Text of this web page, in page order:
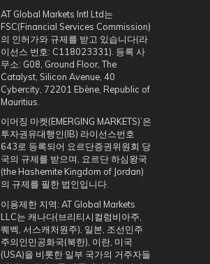
AT Global Markets Intl Ltd는
FSC(Financial Services Commission)
의 인허가와 규제를 받고 있습니다(라
이선스 번호: C118023331). 등록 사
무소: G08, Ground Floor, The
Catalyst, Silicon Avenue, 40
Cybercity, 72201 Ebène, Republic of
Mauritius.
이머징 마켓(EMERGING MARKETS)’은
투자권유대행인(IB) 라이선스번호
643로 등록되어 요르단증권위원회 당
국의 규제를 받으며, 요르단 하심왕국
(the Hashemite Kingdom of Jordan)
의 규제를 필한 법인입니다.
이용제한 지역: AT Global Markets
LLC는 캐나다(브리티시컬럼비아주,
퀘벡, 서스캐처원주), 일본, 조선민주
주의인민공화국(북한), 이란, 미국
(USA)을 비롯한 일부 국가의 거주자들